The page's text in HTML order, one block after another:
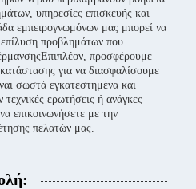
υπηρεσίες επισκευής και
εμπειρογνωμόνων μας μπορεί να
προβλημάτων που
προσφέρουμε
για να διασφαλίσουμε
σωστά εγκατεστημένα και
ερωτήσεις ή ανάγκες
επικοινωνήσετε με την
πελατών μας.